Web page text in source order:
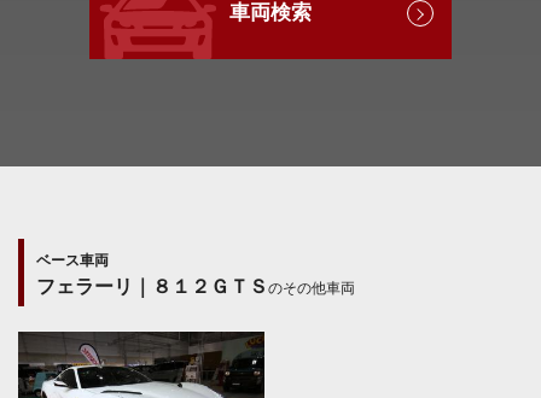
車両検索
ベース車両
フェラーリ｜８１２ＧＴＳ のその他車両